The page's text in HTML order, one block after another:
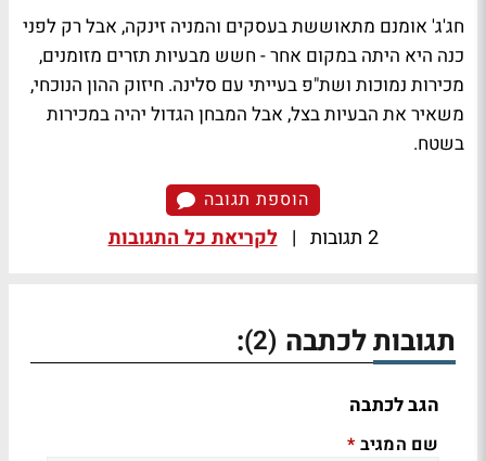
חג'ג' אומנם מתאוששת בעסקים והמניה זינקה, אבל רק לפני
כנה היא היתה במקום אחר - חשש מבעיות תזרים מזומנים,
מכירות נמוכות ושת"פ בעייתי עם סלינה. חיזוק ההון הנוכחי,
משאיר את הבעיות בצל, אבל המבחן הגדול יהיה במכירות
בשטח.
הוספת תגובה
2 תגובות | לקריאת כל התגובות
תגובות לכתבה (2)
:
הגב לכתבה
שם המגיב *